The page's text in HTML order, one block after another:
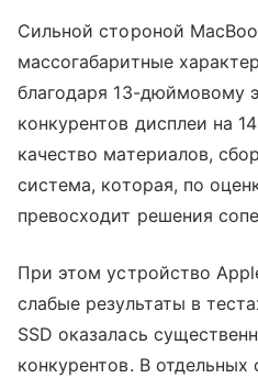
Сильной стороной
массогабаритные
благодаря 13-дюймовому
конкурентов дисплеи на
качество материалов,
система, которая, по
превосходит решения
При этом устройство
слабые результаты в
SSD оказалась
конкурентов. В отдельных